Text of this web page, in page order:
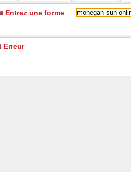
Entrez une forme
Erreur